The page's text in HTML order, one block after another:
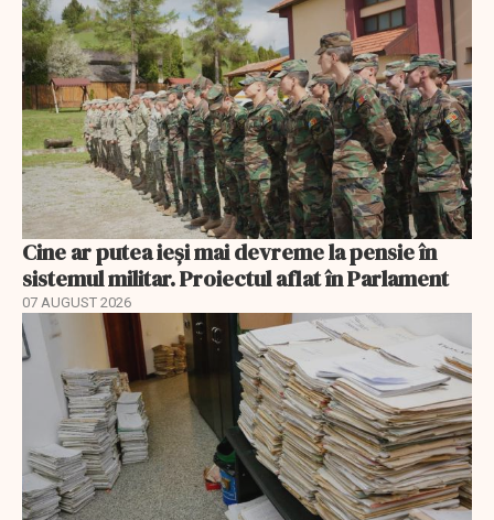
Cine ar putea ieși mai devreme la pensie în
sistemul militar. Proiectul aflat în Parlament
07 AUGUST 2026